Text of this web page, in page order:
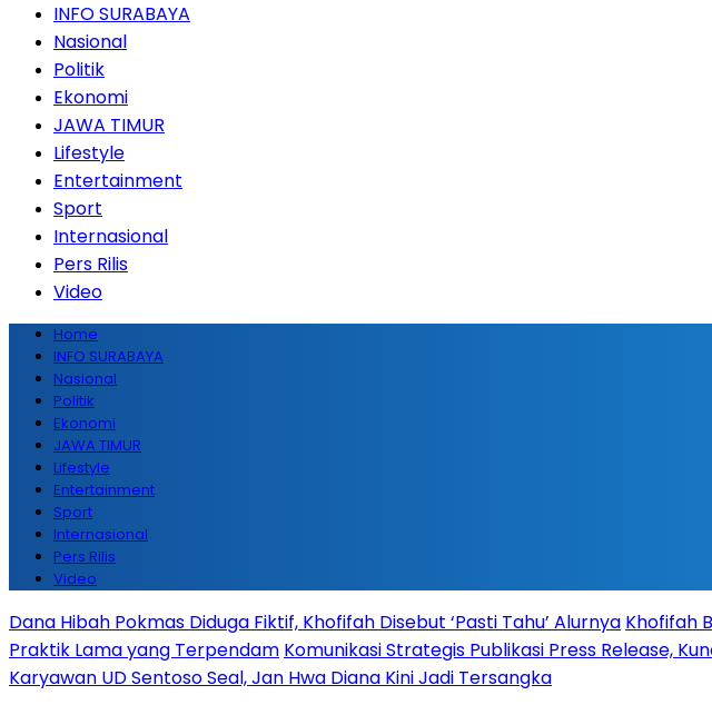
INFO SURABAYA
Nasional
Politik
Ekonomi
JAWA TIMUR
Lifestyle
Entertainment
Sport
Internasional
Pers Rilis
Video
Home
INFO SURABAYA
Nasional
Politik
Ekonomi
JAWA TIMUR
Lifestyle
Entertainment
Sport
Internasional
Pers Rilis
Video
Dana Hibah Pokmas Diduga Fiktif, Khofifah Disebut ‘Pasti Tahu’ Alurnya Khofifah
Praktik Lama yang Terpendam Komunikasi Strategis Publikasi Press Release,
Karyawan UD Sentoso Seal, Jan Hwa Diana Kini Jadi Tersangka